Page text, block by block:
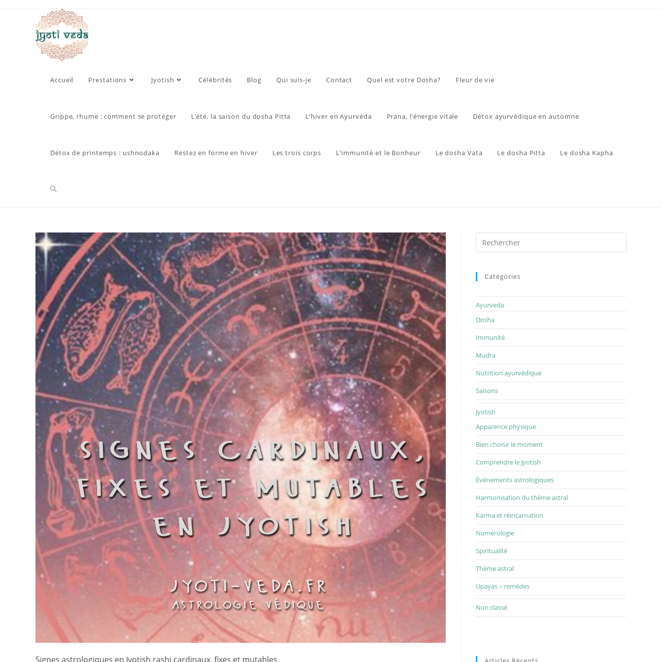
Accueil Prestations Jyotish Célébrités Blog Qui suis-je Contact Quel est votre Dosha? Fleur de vie
Grippe, rhume : comment se protéger L’été, la saison du dosha Pitta L’hiver en Ayurvéda Prana, l’énergie vitale Détox ayurvédique en automne
Détox de printemps : ushnodaka Restez en forme en hiver Les trois corps L’immunité et le Bonheur Le dosha Vata Le dosha Pitta Le dosha Kapha
Signes astrologiques en Jyotish rashi cardinaux, fixes et mutables
Rechercher
sur
siteCatégories
Ayurveda
Dosha
Immunité
Mudra
Nutrition ayurvédique
Saisons
Jyotish
Apparence physique
Bien choisir le moment
Comprendre le Jyotish
Événements astrologiques
Harmonisation du thème astral
Karma et réincarnation
Numérologie
Spiritualité
Thème astral
Upayas – remèdes
Non classé